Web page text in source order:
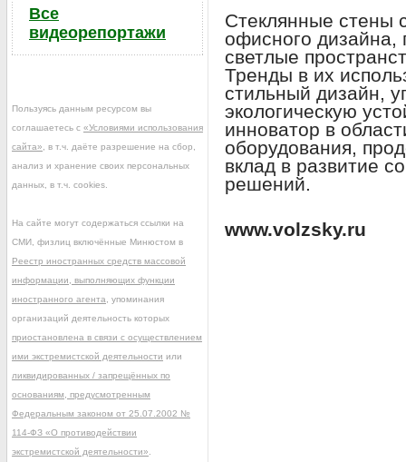
Стеклянные стены
офисного дизайна,
светлые
Тренды в их
стильный дизайн,
экологическую
инноватор в
оборудования,
вклад в развитие
решений.
www.volzsky.ru
Все
видеорепортажи
Пользуясь данным ресурсом вы
соглашаетесь с «Условиями использования
сайта» , в т.ч. даёте разрешение на сбор,
анализ и хранение своих персональных
данных, в т.ч. cookies.
На сайте могут содержаться ссылки на
СМИ, физлиц включённые Минюстом в
Реестр иностранных средств массовой
информации, выполняющих функции
иностранного агента , упоминания
организаций деятельность которых
приостановлена в связи с осуществлением
ими экстремистской деятельности или
ликвидированных / запрещённых по
основаниям, предусмотренным
Федеральным законом от 25.07.2002 №
114-ФЗ «О противодействии
экстремистской деятельности»